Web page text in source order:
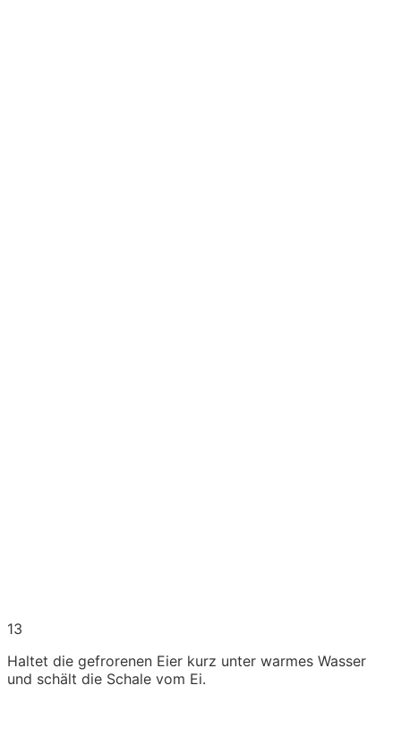
13
Haltet die gefrorenen Eier kurz unter warmes Wasser
und schält die Schale vom Ei.